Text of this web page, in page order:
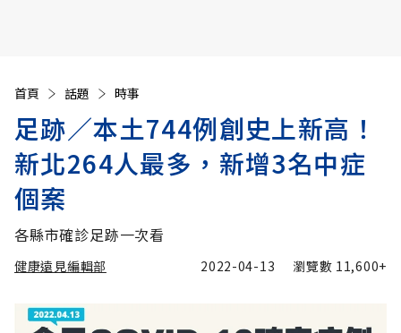
首頁 話題 時事
足跡／本土744例創史上新高！
新北264人最多，新增3名中症
個案
各縣市確診足跡一次看
健康遠見編輯部 2022-04-13 瀏覽數 11,600+